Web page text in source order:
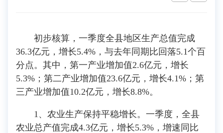
初步核算，一季度全县地区生产总值完成
36.3亿元，增长5.4%，与去年同期比回落5.1个百
分点。其中，第一产业增加值2.6亿元，增长
5.3%；第二产业增加值23.6亿元，增长4.1%；第
三产业增加值10.2亿元，增长8.8%。
1、农业生产保持平稳增长。一季度，全县
农业总产值完成4.3亿元，增长5.3%，增速同比